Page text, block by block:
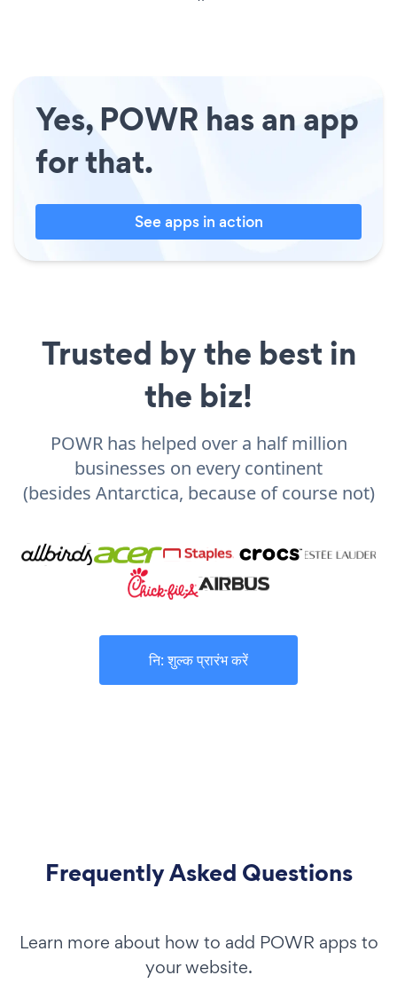
Yes, POWR has an app
for that.
See apps in action
Trusted by the best in
the biz!
POWR has helped over a half million
businesses on every continent
(besides Antarctica, because of course not)
नि: शुल्क प्रारंभ करें
Frequently Asked Questions
Learn more about how to add POWR apps to
your website.